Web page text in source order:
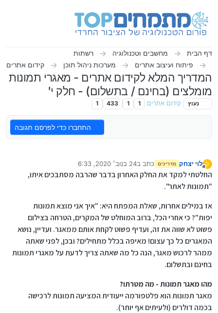
דף הבית מחשבים וטכנולוגיה
רשתות
פיתוח ועיצוב אתרים
מערכות ניהול תוכן קידום אתרים
המדריך המלא לקידום אתרים - מאגרי תמונות
מומלצים (בחינם / בתשלום) - חלק י'
נעוץ קידום אתרים 1
1
433
1
התחברו כדי לפרסם תגובה
ל
מנותק
לוי יצחק מדריכים כתב ב24 בנוב׳ 2020, 6:33
נערך לאחרונה על ידי
החלטתי למקד את החלק האחרון בדבר שהרבה מסתבכים איתו,
"תמונות לאתר".
אז במילים אחרות, שאלת המפתח היא: "איך אני מוצא תמונות
יפות"? כי אחרי הכל, ברוב המוחלט של המקרים, הטרחה בצילום
פשוט לא שווה את זה, ועדיף פשוט לקחת אותם ממאגר. ועדיין, נושא
המאגרים כל כך עצום! מאיפה בכלל מתחילים? ובכן, לפני שאתה
ממהר לרכוש מאגר, הנה כל מה שאתה צריך לדעת על מאגרי תמונות
בחינם ובתשלום.
מהו מאגר תמונות - מה מטרתו?
מאגר תמונות הוא פלטפורמה ייעודית המציעה תמונות לרכישה
בכמה דולרים (ולעיתים אף יותר).